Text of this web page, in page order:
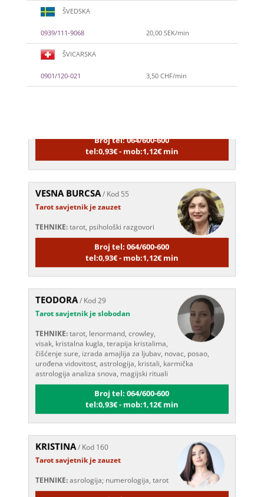
ŠVEDSKA
0939/111-9068 20,00 SEK/min
ŠVICARSKA
0901/120-021 3,50 CHF/min
Tarot savjetnik je zauzet
tel:0,93€ - mob:1,12€ min
VESNA BURCSA/ Kod 55
Tarot savjetnik je zauzet
Broj tel: 064/600-600
tel:0,93€ - mob:1,12€ min
TEODORA/ Kod 29
Tarot savjetnik je slobodan
visak, kristalna kugla, terapija kristalima,
čišćenje sure, izrada amajlija za ljubav, novac, posao,
urođena vidovitost, astrologija, kristali, karmička
astrologija analiza snova, magijski rituali
Broj tel: 064/600-600
tel:0,93€ - mob:1,12€ min
KRISTINA/ Kod 160
Tarot savjetnik je zauzet
Broj tel: 064/600-600